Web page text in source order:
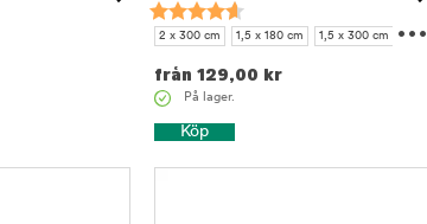
2 x 300 cm 1,5 x 180 cm
1,5 x 300 cm
...
från 129,00 kr
På lager.
Köp